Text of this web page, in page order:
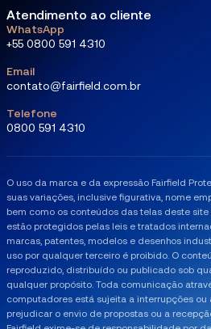
Atendimento ao cliente
WhatsApp
+55 0800 591 4310
Email
contato@fairfield.com.br
Telefone
0800 591 4310
O uso da marca e da expressão Fairfield
suas variações, inclusive figurativa, nome
bem como os conteúdos das telas deste
estão protegidos pelas leis e tratados
marcas, patentes, modelos e desenhos
uso por qualquer terceiro é proibido. O
reproduzido, distribuído ou publicado sob
qualquer propósito. ​Toda comunicação
computadores está sujeita a interrupções ou
prejudicar o envio de propostas ou a